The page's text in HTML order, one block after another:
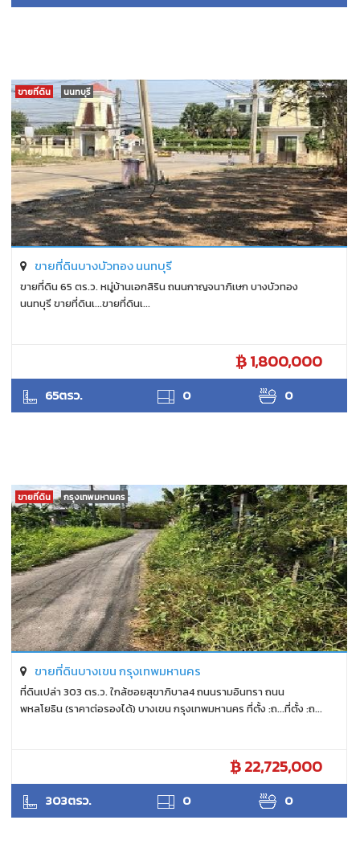
ขายที่ดิน นนทบุรี
ขายที่ดินบางบัวทอง นนทบุรี
ขายที่ดิน 65 ตร.ว. หมู่บ้านเอกสิริน ถนนกาญจนาภิเษก บางบัวทอง
นนทบุรี ขายที่ดินเ...ขายที่ดินเ...
1,800,000
65ตรว. 0 0
ANTPUNYAPA
ขายที่ดิน กรุงเทพมหานคร
ขายที่ดินบางเขน กรุงเทพมหานคร
ที่ดินเปล่า 303 ตร.ว. ใกล้ซอยสุขาภิบาล4 ถนนรามอินทรา ถนน
พหลโยธิน (ราคาต่อรองได้) บางเขน กรุงเทพมหานคร ที่ตั้ง :ถ...ที่ตั้ง :ถ...
22,725,000
303ตรว. 0 0
ANTPUNYAPA